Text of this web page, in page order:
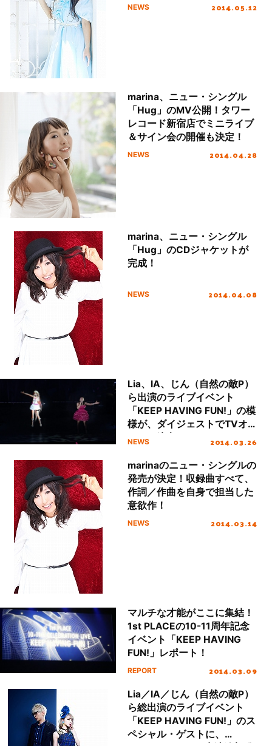
NEWS 2014.05.12
marina、ニュー・シングル
「Hug」のMV公開！タワー
レコード新宿店でミニライブ
＆サイン会の開催も決定！
NEWS 2014.04.28
marina、ニュー・シングル
「Hug」のCDジャケットが
完成！
NEWS 2014.04.08
Lia、IA、じん（自然の敵P）
ら出演のライブイベント
「KEEP HAVING FUN!」の模
様が、ダイジェストでTVオ
ンエア決定！
NEWS 2014.03.26
marinaのニュー・シングルの
発売が決定！収録曲すべて、
作詞／作曲を自身で担当した
意欲作！
NEWS 2014.03.14
マルチな才能がここに集結！
1st PLACEの10-11周年記念
イベント「KEEP HAVING
FUN!」レポート！
REPORT 2014.03.09
Lia／IA／じん（自然の敵P）
ら総出演のライブイベント
「KEEP HAVING FUN!」のス
ペシャル・ゲストに、